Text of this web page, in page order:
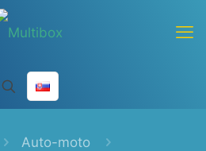
Auto-moto